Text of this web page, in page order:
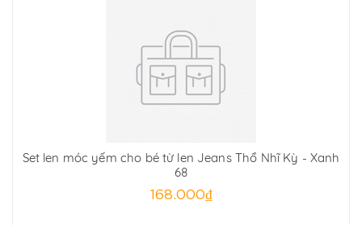
Set len móc yếm cho bé từ len Jeans Thổ Nhĩ Kỳ - Xanh
68
168.000₫